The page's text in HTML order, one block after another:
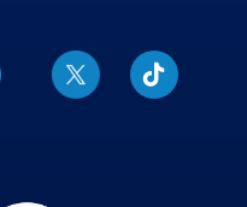
T
i
k